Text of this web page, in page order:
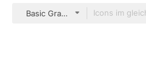
Basic Gradient Gradient